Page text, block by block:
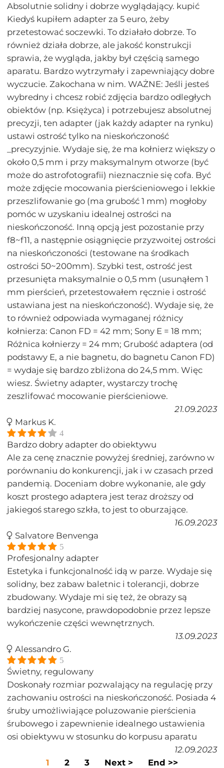
Absolutnie solidny i dobrze wyglądający. kupić
Kiedyś kupiłem adapter za 5 euro, żeby
przetestować soczewki. To działało dobrze. To
również działa dobrze, ale jakość konstrukcji
sprawia, że ​​wygląda, jakby był częścią samego
aparatu. Bardzo wytrzymały i zapewniający dobre
wyczucie. Zakochana w nim. WAŻNE: Jeśli jesteś
wybredny i chcesz robić zdjęcia bardzo odległych
obiektów (np. Księżyca) i potrzebujesz absolutnej
precyzji, ten adapter (jak każdy adapter na rynku)
ustawi ostrość tylko na nieskończoność
_precyzyjnie. Wydaje się, że ma kołnierz większy o
około 0,5 mm i przy maksymalnym otworze (być
może do astrofotografii) nieznacznie się cofa. Być
może zdjęcie mocowania pierścieniowego i lekkie
przeszlifowanie go (ma grubość 1 mm) mogłoby
pomóc w uzyskaniu idealnej ostrości na
nieskończoność. Inną opcją jest pozostanie przy
f8~f11, a następnie osiągnięcie przyzwoitej ostrości
na nieskończoności (testowane na środkach
ostrości 50~200mm). Szybki test, ostrość jest
przesunięta maksymalnie o 0,5 mm (usunąłem 1
mm pierścień, przetestowałem ręcznie i ostrość
ustawiana jest na nieskończoność). Wydaje się, że
to również odpowiada wymaganej różnicy
kołnierza: Canon FD = 42 mm; Sony E = 18 mm;
Różnica kołnierzy = 24 mm; Grubość adaptera (od
podstawy E, a nie bagnetu, do bagnetu Canon FD)
= wydaje się bardzo zbliżona do 24,5 mm. Więc
wiesz. Świetny adapter, wystarczy trochę
zeszlifować mocowanie pierścieniowe.
21.09.2023
Markus K.
4
Bardzo dobry adapter do obiektywu
Ale za cenę znacznie powyżej średniej, zarówno w
porównaniu do konkurencji, jak i w czasach przed
pandemią. Doceniam dobre wykonanie, ale gdy
koszt prostego adaptera jest teraz droższy od
jakiegoś starego szkła, to jest to oburzające.
16.09.2023
Salvatore Benvenga
5
Profesjonalny adapter
Estetyka i funkcjonalność idą w parze. Wydaje się
solidny, bez zabaw baletnic i tolerancji, dobrze
zbudowany. Wydaje mi się też, że obrazy są
bardziej nasycone, prawdopodobnie przez lepsze
wykończenie części wewnętrznych.
13.09.2023
Alessandro G.
5
Świetny, regulowany
Doskonały rozmiar pozwalający na regulację przy
zachowaniu ostrości na nieskończoność. Posiada 4
śruby umożliwiające poluzowanie pierścienia
śrubowego i zapewnienie idealnego ustawienia
osi obiektywu w stosunku do korpusu aparatu
12.09.2023
1
2 3 Next > End >>